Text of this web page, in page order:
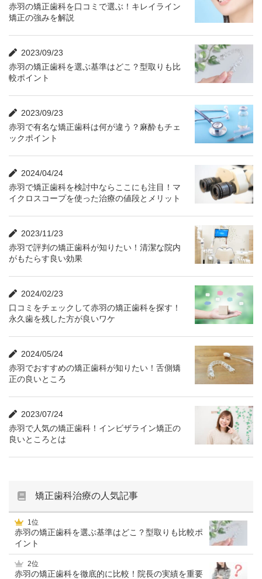
赤羽の矯正歯科を口コミで選ぶ！キレイライン
矯正の強みを解説
2023/09/23
赤羽の矯正歯科を選ぶ基準はどこ？型取りも比
較ポイント
2023/09/23
赤羽で有名な矯正歯科は何が違う？麻酔もチェ
ックポイント
2024/04/24
赤羽で矯正歯科を検討中ならここにも注目！マ
イクロスコープを使った治療の値段とメリット
2023/11/23
赤羽で評判の矯正歯科が知りたい！清潔な院内
がもたらす良い効果
2024/02/23
口コミをチェックして赤羽の矯正歯科を探す！
永久歯を残した方が良いワケ
2024/05/24
赤羽でおすすめの矯正歯科が知りたい！舌側矯
正の良いところ
2023/07/24
赤羽で人気の矯正歯科！インビザライン矯正の
良いところとは
矯正歯科治療の人気記事
1位
赤羽の矯正歯科を選ぶ基準はどこ？型取りも比較ポ
イント
2位
赤羽の矯正歯科を徹底的に比較！院長の実績を重要